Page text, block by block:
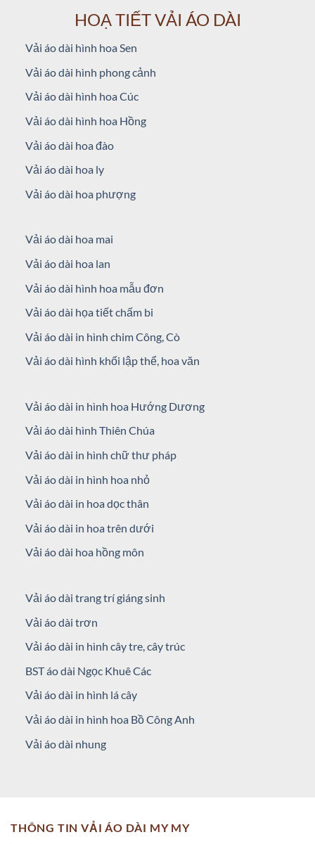
HOẠ TIẾT VẢI ÁO DÀI
Vải áo dài hình hoa Sen
Vải áo dài hình phong cảnh
Vải áo dài hình hoa Cúc
Vải áo dài hình hoa Hồng
Vải áo dài hoa đào
Vải áo dài hoa ly
Vải áo dài hoa phượng
Vải áo dài hoa mai
Vải áo dài hoa lan
Vải áo dài hình hoa mẫu đơn
Vải áo dài họa tiết chấm bi
Vải áo dài in hình chim Công, Cò
Vải áo dài hình khối lập thể, hoa văn
Vải áo dài in hình hoa Hướng Dương
Vải áo dài hình Thiên Chúa
Vải áo dài in hình chữ thư pháp
Vải áo dài in hình hoa nhỏ
Vải áo dài in hoa dọc thân
Vải áo dài in hoa trên dưới
Vải áo dài hoa hồng môn
Vải áo dài trang trí giáng sinh
Vải áo dài trơn
Vải áo dài in hình cây tre, cây trúc
BST áo dài Ngọc Khuê Các
Vải áo dài in hình lá cây
Vải áo dài in hình hoa Bồ Công Anh
Vải áo dài nhung
THÔNG TIN VẢI ÁO DÀI MY MY